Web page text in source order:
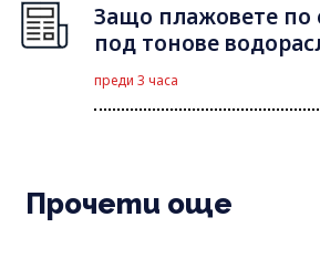
Защо плажовете по
под тонове
преди 3 часа
Прочети още